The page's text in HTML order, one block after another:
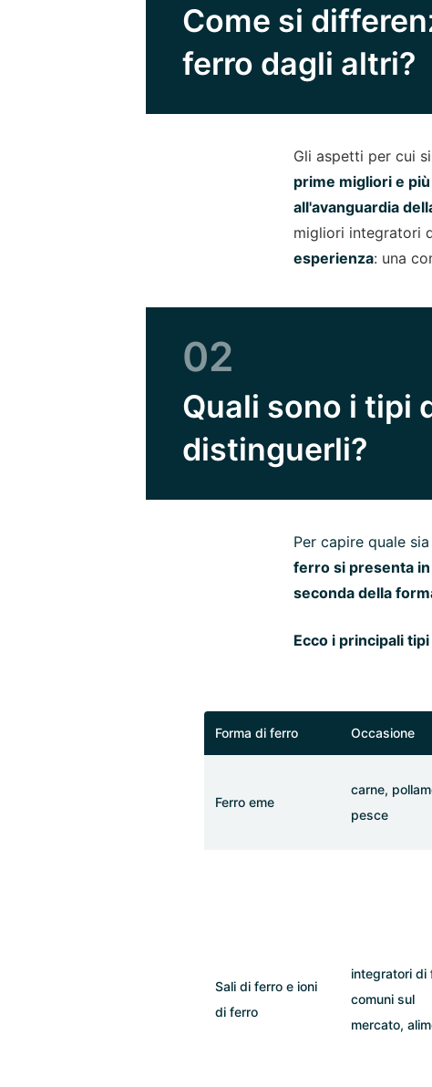
Come si
ferro dagli altri?
Gli aspetti per cui
prime migliori e
all'avanguardia
migliori integratori
esperienza: una
02
Quali sono i tipi
distinguerli?
Per capire quale
ferro si presenta
seconda della
Ecco i principali
Forma di ferro Occasione
Ferro eme
carne,
pesce
Sali di ferro e ioni
di ferro
integratori di
comuni sul
mercato,